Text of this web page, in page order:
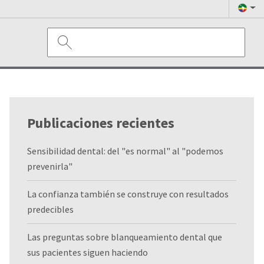
Publicaciones recientes
Sensibilidad dental: del "es normal" al "podemos
prevenirla"
La confianza también se construye con resultados
predecibles
Las preguntas sobre blanqueamiento dental que
sus pacientes siguen haciendo